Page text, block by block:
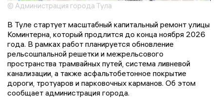
© Администрация города Тула
В Туле стартует масштабный капитальный ремонт улицы
Коминтерна, который продлится до конца ноября 2026
года. В рамках работ планируется обновление
рельсошпальной решетки и межрельсового
пространства трамвайных путей, система ливневой
канализации, а также асфальтобетонное покрытие
дороги, тротуаров и парковочных карманов. Об этом
сообщает администрация города.